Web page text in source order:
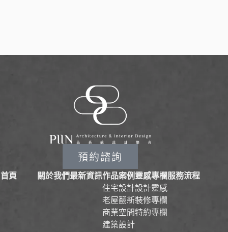
預約諮詢
首頁 關於我們最新資訊作品案例
住宅設計
老屋翻新
商業空間
建築設計
靈感專欄
設計靈感
裝修專欄
特約專欄
服務流程